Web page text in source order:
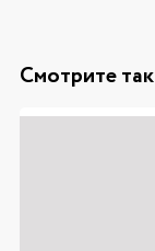
Смотрите